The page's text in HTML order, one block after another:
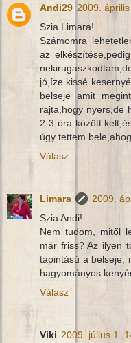
Andi29 2009.
Szia Limara!
Számomra
az
jó,íze kissé
belseje amit
rajta,hogy nyers,de
2-3 óra között
úgy tettem
Válasz
Limara
2009.
Szia Andi!
Nem tudom, mitől
már friss? Az ilyen
tapintású a belseje,
hagyományos
Válasz
Viki 2009. július 1.